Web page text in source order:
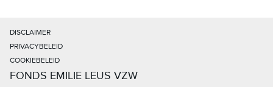
DISCLAIMER
PRIVACYBELEID
COOKIEBELEID
FONDS EMILIE LEUS VZW